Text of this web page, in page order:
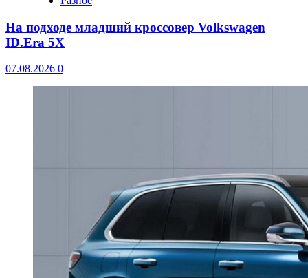
На подходе младший кроссовер Volkswagen
ID.Era 5X
07.08.2026 0